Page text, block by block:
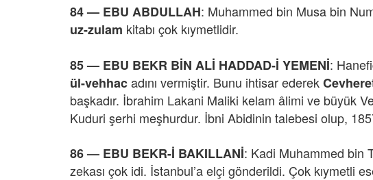
84 — EBU ABDULLAH: Muhammed bin Musa bin
uz-zulam kitabı çok kıymetlidir.
85 — EBU BEKR BİN ALİ HADDAD-İ YEMENİ:
ül-vehhacadını vermiştir. Bunu ihtisar ederek
başkadır. İbrahim Lakani Maliki kelam âlimi ve büyük
Kuduri şerhi meşhurdur. İbni Abidinin talebesi olup,
86 — EBU BEKR-İ BAKILLANİ: Kadi Muhammed bin
zekası çok idi. İstanbul’a elçi gönderildi. Çok kıymetli